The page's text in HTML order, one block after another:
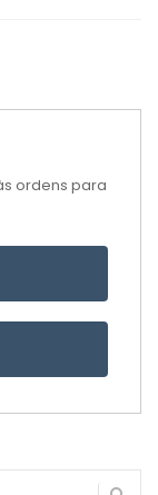
ordens para